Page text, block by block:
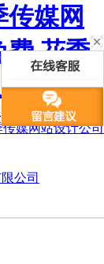
媒网
费,花季
司为您免费提供
媒网站设计公司